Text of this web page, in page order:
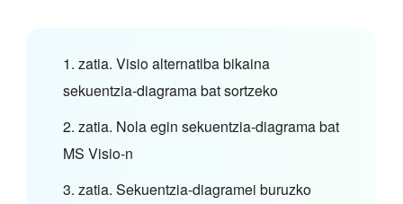
1. zatia. Visio alternatiba bikaina
sekuentzia-diagrama bat sortzeko
2. zatia. Nola egin sekuentzia-diagrama bat
MS Visio-n
3. zatia. Sekuentzia-diagramei buruzko